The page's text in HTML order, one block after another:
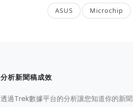
ASUS Microchip
分析新聞稿成效
透過Trek數據平台的分析讓您知道你的新